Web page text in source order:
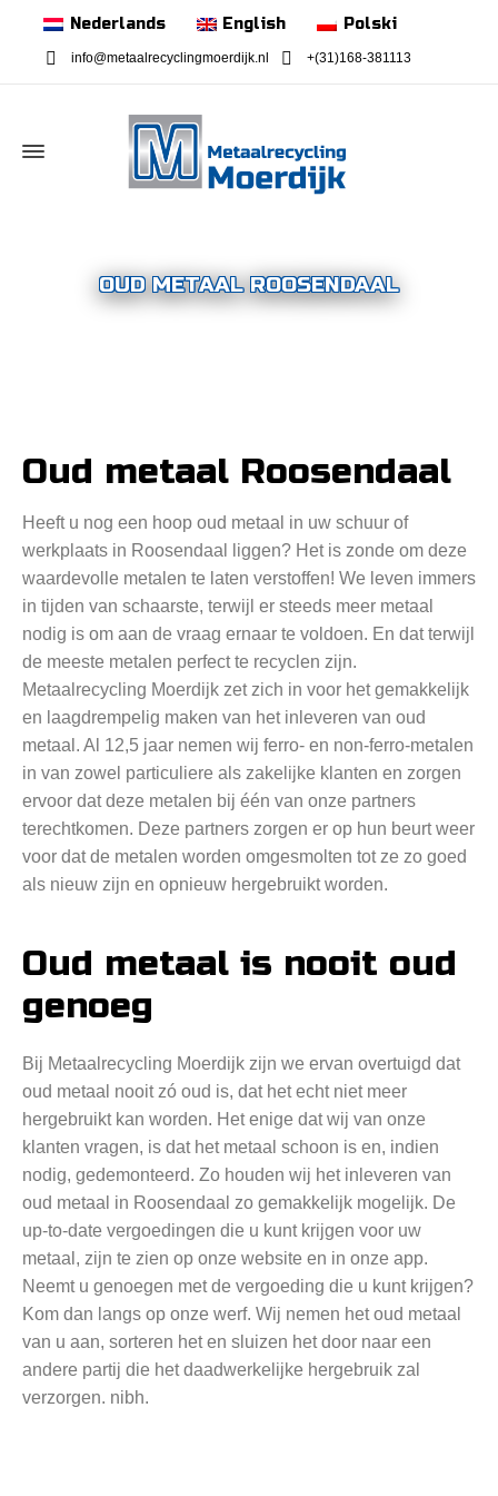
Nederlands English Polski
info@metaalrecyclingmoerdijk.nl +(31)168-381113
OUD METAAL ROOSENDAAL
Oud metaal Roosendaal
Heeft u nog een hoop oud metaal in uw schuur of
werkplaats in Roosendaal liggen? Het is zonde om deze
waardevolle metalen te laten verstoffen! We leven immers
in tijden van schaarste, terwijl er steeds meer metaal
nodig is om aan de vraag ernaar te voldoen. En dat terwijl
de meeste metalen perfect te recyclen zijn.
Metaalrecycling Moerdijk zet zich in voor het gemakkelijk
en laagdrempelig maken van het inleveren van oud
metaal. Al 12,5 jaar nemen wij ferro- en non-ferro-metalen
in van zowel particuliere als zakelijke klanten en zorgen
ervoor dat deze metalen bij één van onze partners
terechtkomen. Deze partners zorgen er op hun beurt weer
voor dat de metalen worden omgesmolten tot ze zo goed
als nieuw zijn en opnieuw hergebruikt worden.
Oud metaal is nooit oud
genoeg
Bij Metaalrecycling Moerdijk zijn we ervan overtuigd dat
oud metaal nooit zó oud is, dat het echt niet meer
hergebruikt kan worden. Het enige dat wij van onze
klanten vragen, is dat het metaal schoon is en, indien
nodig, gedemonteerd. Zo houden wij het inleveren van
oud metaal in Roosendaal zo gemakkelijk mogelijk. De
up-to-date vergoedingen die u kunt krijgen voor uw
metaal, zijn te zien op onze website en in onze app.
Neemt u genoegen met de vergoeding die u kunt krijgen?
Kom dan langs op onze werf. Wij nemen het oud metaal
van u aan, sorteren het en sluizen het door naar een
andere partij die het daadwerkelijke hergebruik zal
verzorgen. nibh.